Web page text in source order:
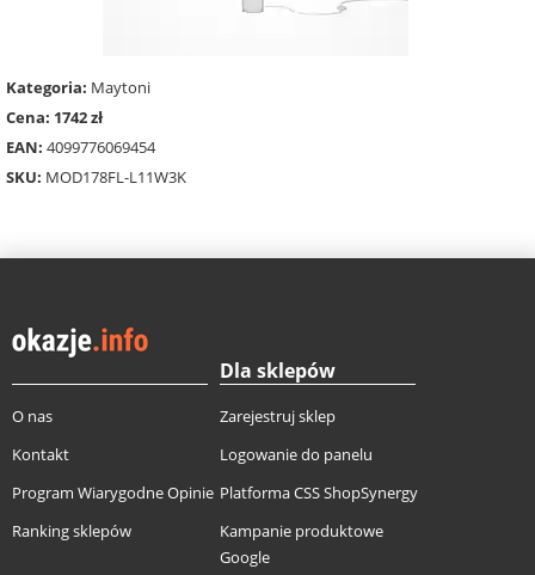
Kategoria: Maytoni
Cena: 1742 zł
EAN: 4099776069454
SKU: MOD178FL-L11W3K
O nas
Kontakt
Program Wiarygodne Opinie
Ranking sklepów
Dla sklepów
Zarejestruj sklep
Logowanie do panelu
Platforma CSS ShopSynergy
Kampanie produktowe
Google